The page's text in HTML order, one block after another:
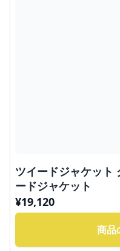
ツイードジャケット
ードジャケット
¥19,120
商品